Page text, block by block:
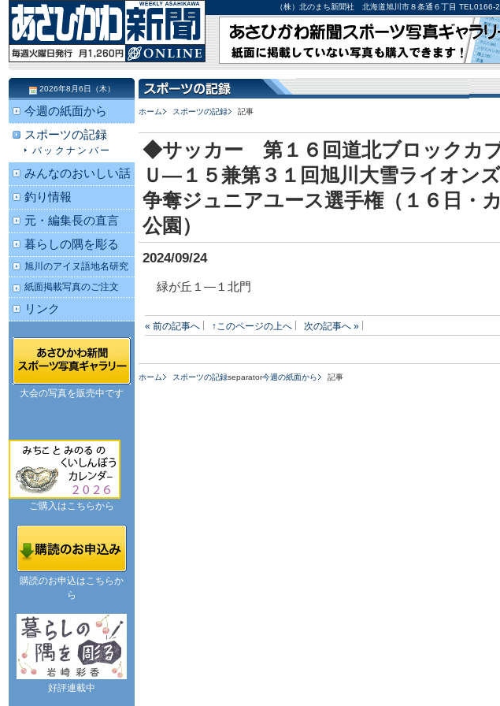
（株）北のまち新聞社 北海道旭川市８条通６丁目
ホーム スポーツの記録 記事
◆サッカー 第１６回道北ブロックカ
Ｕ―１５兼第３１回旭川大雪ライオン
争奪ジュニアユース選手権（１６日・
公園）
2024/09/24
緑が丘１―１北門
« 前の記事へ ↑このページの上へ 次の記事へ »
ホーム スポーツの記録separator今週の紙面から 記事
2026年8月6日（木）
今週の紙面から
スポーツの記録
バックナンバー
みんなのおいしい話
釣り情報
元・編集長の直言
暮らしの隅を彫る
旭川のアイヌ語地名研究
紙面掲載写真のご注文
リンク
大会の写真を販売中です
ご購入はこちらから
購読のお申込はこちらか
ら
好評連載中